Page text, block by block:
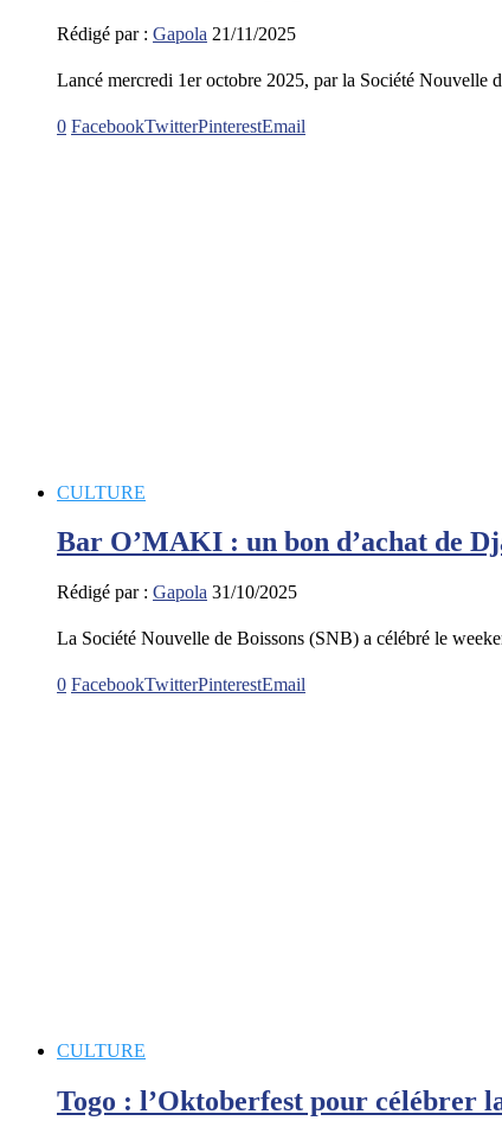
Rédigé par : Gapola 21/11/2025
Lancé mercredi 1er octobre 2025, par la Société Nouvelle
0 FacebookTwitterPinterestEmail
CULTURE
Bar O’MAKI : un bon d’achat de
Rédigé par : Gapola 31/10/2025
La Société Nouvelle de Boissons (SNB) a célébré le
0 FacebookTwitterPinterestEmail
CULTURE
Togo : l’Oktoberfest pour célébrer